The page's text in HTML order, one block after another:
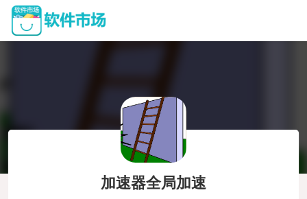
加速器全局加速